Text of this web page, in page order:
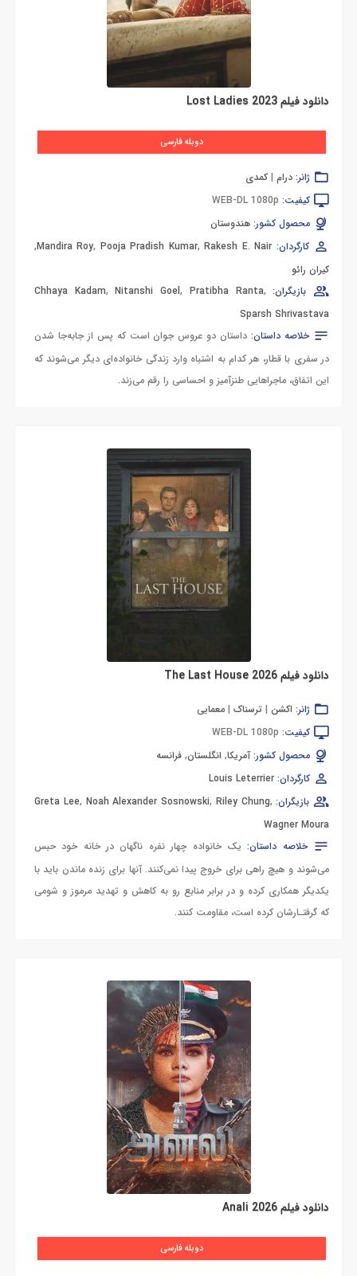
دانلود فیلم Lost Ladies 2023
دوبله فارسی
ژانر: درام | کمدی
کیفیت: WEB-DL 1080p
محصول کشور: هندوستان
کارگردان:
Mandira Roy, Pooja Pradish Kumar,Rakesh E. Nair
,
کیران رائو
بازیگران:
Chhaya Kadam,Nitanshi Goel, Pratibha Ranta,
Sparsh Shrivastava
خلاصه داستان: داستان دو عروس جوان است که پس از جابه‌جا شدن
در سفری با قطار، هر کدام به اشتباه وارد زندگی خانواده‌ای دیگر می‌شوند که
این اتفاق، ماجراهایی طنزآمیز و احساسی را رقم می‌زند.
دانلود فیلم The Last House 2026
ژانر: اکشن | ترسناک | معمایی
کیفیت: WEB-DL 1080p
محصول کشور: آمریکا, انگلستان, فرانسه
کارگردان: Louis Leterrier
بازیگران:
Greta Lee, Noah Alexander Sosnowski, Riley Chung,
Wagner Moura
خلاصه داستان: یک خانواده چهار نفره ناگهان در خانه خود حبس
می‌شوند و هیچ راهی برای خروج پیدا نمی‌کنند. آنها برای زنده ماندن باید با
یکدیگر همکاری کرده و در برابر منابع رو به کاهش و تهدید مرموز و شومی
که گرفتـارشان کرده است، مقاومت کنند.
دانلود فیلم Anali 2026
دوبله فارسی